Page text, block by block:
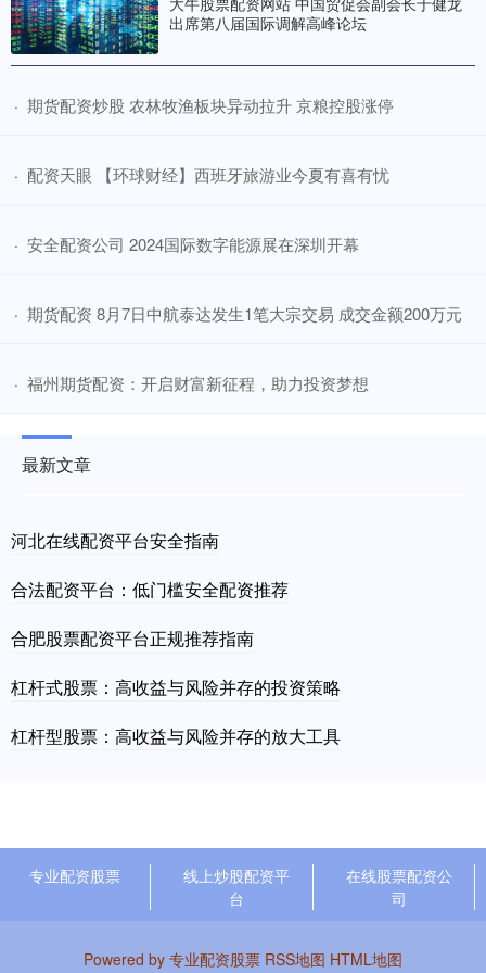
出席第八届国际调解高峰论坛
· ​期货配资炒股 农林牧渔板块异动拉升 京粮控股涨停
· ​配资天眼 【环球财经】西班牙旅游业今夏有喜有忧
· ​安全配资公司 2024国际数字能源展在深圳开幕
· ​期货配资 8月7日中航泰达发生1笔大宗交易 成交金额200万元
· ​福州期货配资：开启财富新征程，助力投资梦想
最新文章
河北在线配资平台安全指南
合法配资平台：低门槛安全配资推荐
合肥股票配资平台正规推荐指南
杠杆式股票：高收益与风险并存的投资策略
杠杆型股票：高收益与风险并存的放大工具
专业配资股票
线上炒股配资平
台
在线股票配资公
司
Powered by 专业配资股票 RSS地图 HTML地图